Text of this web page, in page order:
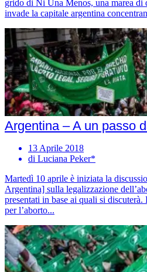
grido di Ni Una Menos, una marea di
invade la capitale argentina
Argentina – A un passo
13 Aprile 2018
di Luciana Peker*
Martedì 10 aprile è iniziata la
Argentina] sulla legalizzazione
presentati in base ai quali si
per l’aborto...